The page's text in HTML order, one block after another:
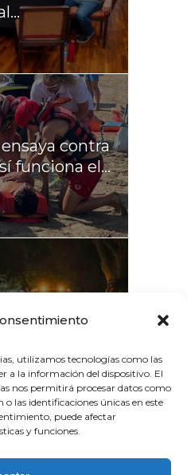
utilizamos tecnologías como las
a la información del dispositivo. El
nos permitirá procesar datos como
las identificaciones únicas en este
puede afectar
y funciones.
contra
funciona el...
el...